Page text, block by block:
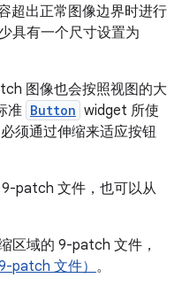
超出正常图像边界时进行
具有一个尺寸设置为
图像也会按照视图的大
准 Button widget 所使
须通过伸缩来适应按钮
patch 文件，也可以从
区域的 9-patch 文件，
patch 文件） 。